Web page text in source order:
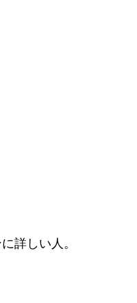
詳しい人。